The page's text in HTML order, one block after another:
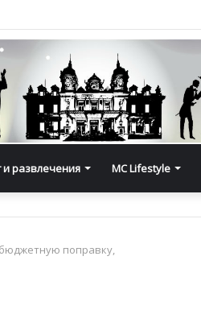
и развлечения MC Lifestyle
поправку,